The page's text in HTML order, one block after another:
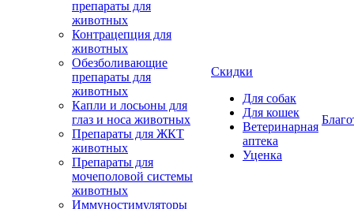
препараты для
животных
Контрацепция для
животных
Обезболивающие
препараты для
животных
Капли и лосьоны для
глаз и носа животных
Препараты для ЖКТ
животных
Препараты для
мочеполовой системы
животных
Иммуностимуляторы
Скидки
Для собак
Для кошек
Ветеринарная
аптека
Уценка